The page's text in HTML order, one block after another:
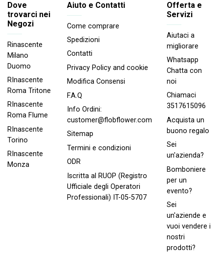
Dove
trovarci nei
Negozi
Rinascente
Milano
Duomo
RInascente
Roma Tritone
RInascente
Roma FIume
RInascente
Torino
RInascente
Monza
Aiuto e Contatti
Come comprare
Spedizioni
Contatti
Privacy Policy and cookie
Modifica Consensi
F.A.Q
Info Ordini:
customer@flobflower.com
Sitemap
Termini e condizioni
ODR
Iscritta al RUOP (Registro
Ufficiale degli Operatori
Professionali) IT-05-5707
Offerta e
Servizi
Aiutaci a
migliorare
Whatsapp
Chatta con
noi
Chiamaci
3517615096
Acquista un
buono regalo
Sei
un'azienda?
Bomboniere
per un
evento?
Sei
un'aziende e
vuoi vendere i
nostri
prodotti?